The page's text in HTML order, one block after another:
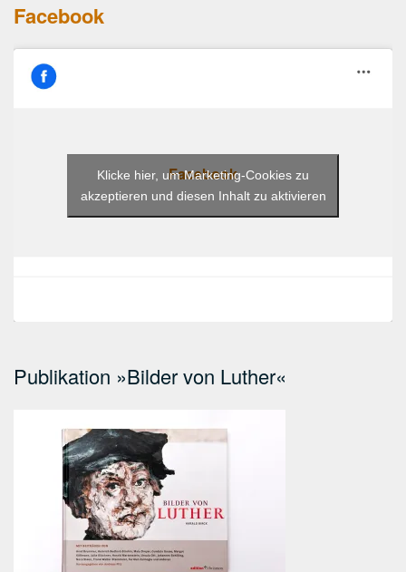
Facebook
Facebook
Klicke hier, um Marketing-Cookies zu
akzeptieren und diesen Inhalt zu aktivieren
Publikation »Bilder von Luther«